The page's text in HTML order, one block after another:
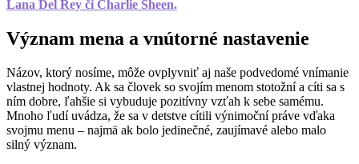
Lana Del Rey či Charlie Sheen.
Význam mena a vnútorné nastavenie
Názov, ktorý nosíme, môže ovplyvniť aj naše podvedomé vnímanie
vlastnej hodnoty. Ak sa človek so svojím menom stotožní a cíti sa s
ním dobre, ľahšie si vybuduje pozitívny vzťah k sebe samému.
Mnoho ľudí uvádza, že sa v detstve cítili výnimoční práve vďaka
svojmu menu – najmä ak bolo jedinečné, zaujímavé alebo malo
silný význam.